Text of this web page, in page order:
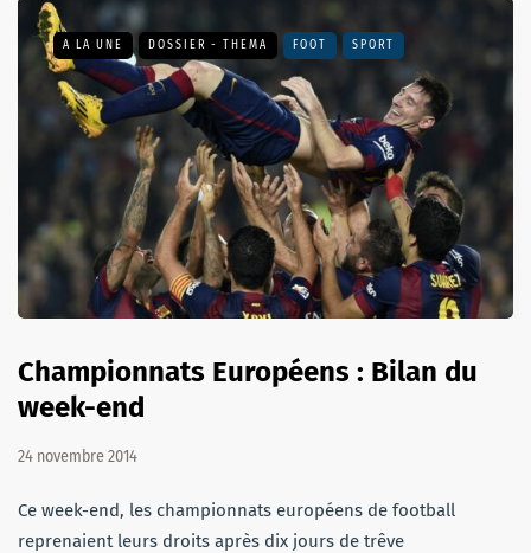
A LA UNE DOSSIER - THEMA FOOT SPORT
Championnats Européens : Bilan du
week-end
24 novembre 2014
Ce week-end, les championnats européens de football
reprenaient leurs droits après dix jours de trêve